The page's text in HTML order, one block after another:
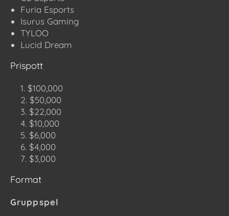
Furia Esports
Isurus Gaming
TYLOO
Lucid Dream
Prispott
$100,000
$50,000
$22,000
$10,000
$6,000
$4,000
$3,000
Format
Gruppspel